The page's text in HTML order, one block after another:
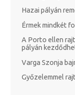
Hazai pályán
Érmek mindkét
A Porto ellen
pályán
Varga Szonja
Győzelemmel